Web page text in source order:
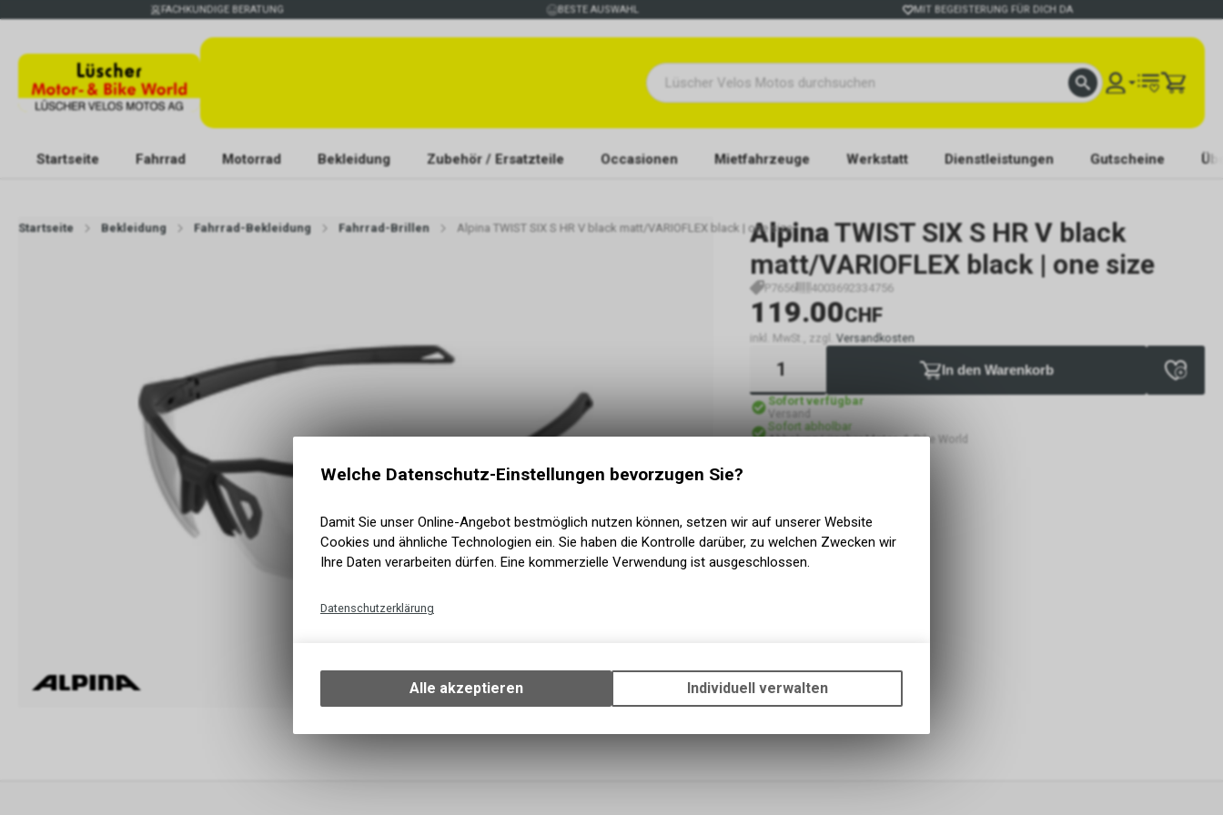
FACHKUNDIGE BERATUNG BESTE AUSWAHL MIT BEGEISTERUNG FÜR DICH DA
Startseite Fahrrad Motorrad Bekleidung Zubehör / Ersatzteile Occasionen Mietfahrzeuge Werkstatt Dienstleistungen Gutscheine
Startseite Bekleidung Fahrrad-Bekleidung Fahrrad-Brillen Alpina TWIST SIX S HR V black matt/VARIOFLEX black | one size
AlpinaTWIST SIX S HR V black
matt/VARIOFLEX black | one size
P7656 4003692334756
119.00CHF
inkl. MwSt., zzgl. Versandkosten
In den Warenkorb
Sofort verfügbar
Versand
Sofort abholbar
Abholung Lüscher Motor- & Bike World
Welche Datenschutz-Einstellungen bevorzugen Sie?
Damit Sie unser Online-Angebot bestmöglich nutzen können, setzen wir auf unserer Website
Cookies und ähnliche Technologien ein. Sie haben die Kontrolle darüber, zu welchen Zwecken wir
Ihre Daten verarbeiten dürfen. Eine kommerzielle Verwendung ist ausgeschlossen.
Datenschutzerklärung
Ihrem Gerät, um die grundlegenden Funktionen unseres Online-Angebots, wie die
Verwendung des Warenkorbs, zu ermöglichen. Bitte beachten Sie, dass die
zulassen.
Alle akzeptieren Individuell verwalten